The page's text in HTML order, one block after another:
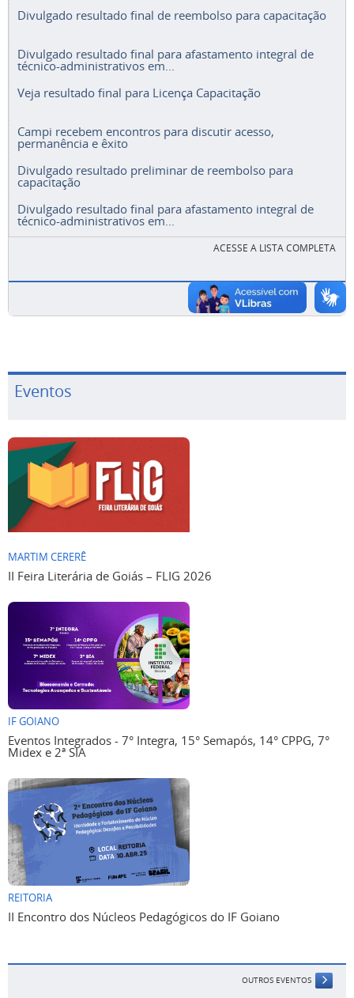
Divulgado resultado final de reembolso para capacitação
Divulgado resultado final para afastamento integral de
técnico-administrativos em...
Veja resultado final para Licença Capacitação
Campi recebem encontros para discutir acesso,
permanência e êxito
Divulgado resultado preliminar de reembolso para
capacitação
Divulgado resultado final para afastamento integral de
técnico-administrativos em...
ACESSE A LISTA COMPLETA
Eventos
MARTIM CERERÊ
II Feira Literária de Goiás – FLIG 2026
IF GOIANO
Eventos Integrados - 7° Integra, 15° Semapós, 14° CPPG, 7°
Midex e 2ª SIA
REITORIA
II Encontro dos Núcleos Pedagógicos do IF Goiano
OUTROS EVENTOS